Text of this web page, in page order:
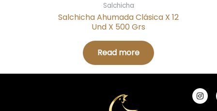
Salchicha
Salchicha Ahumada Clásica X 12
Und X 500 Grs
Read more